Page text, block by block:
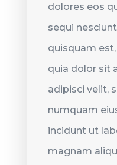
dolores eos
sequi
quisquam
quia dolor sit
adipisci velit,
numquam
incidunt ut
magnam